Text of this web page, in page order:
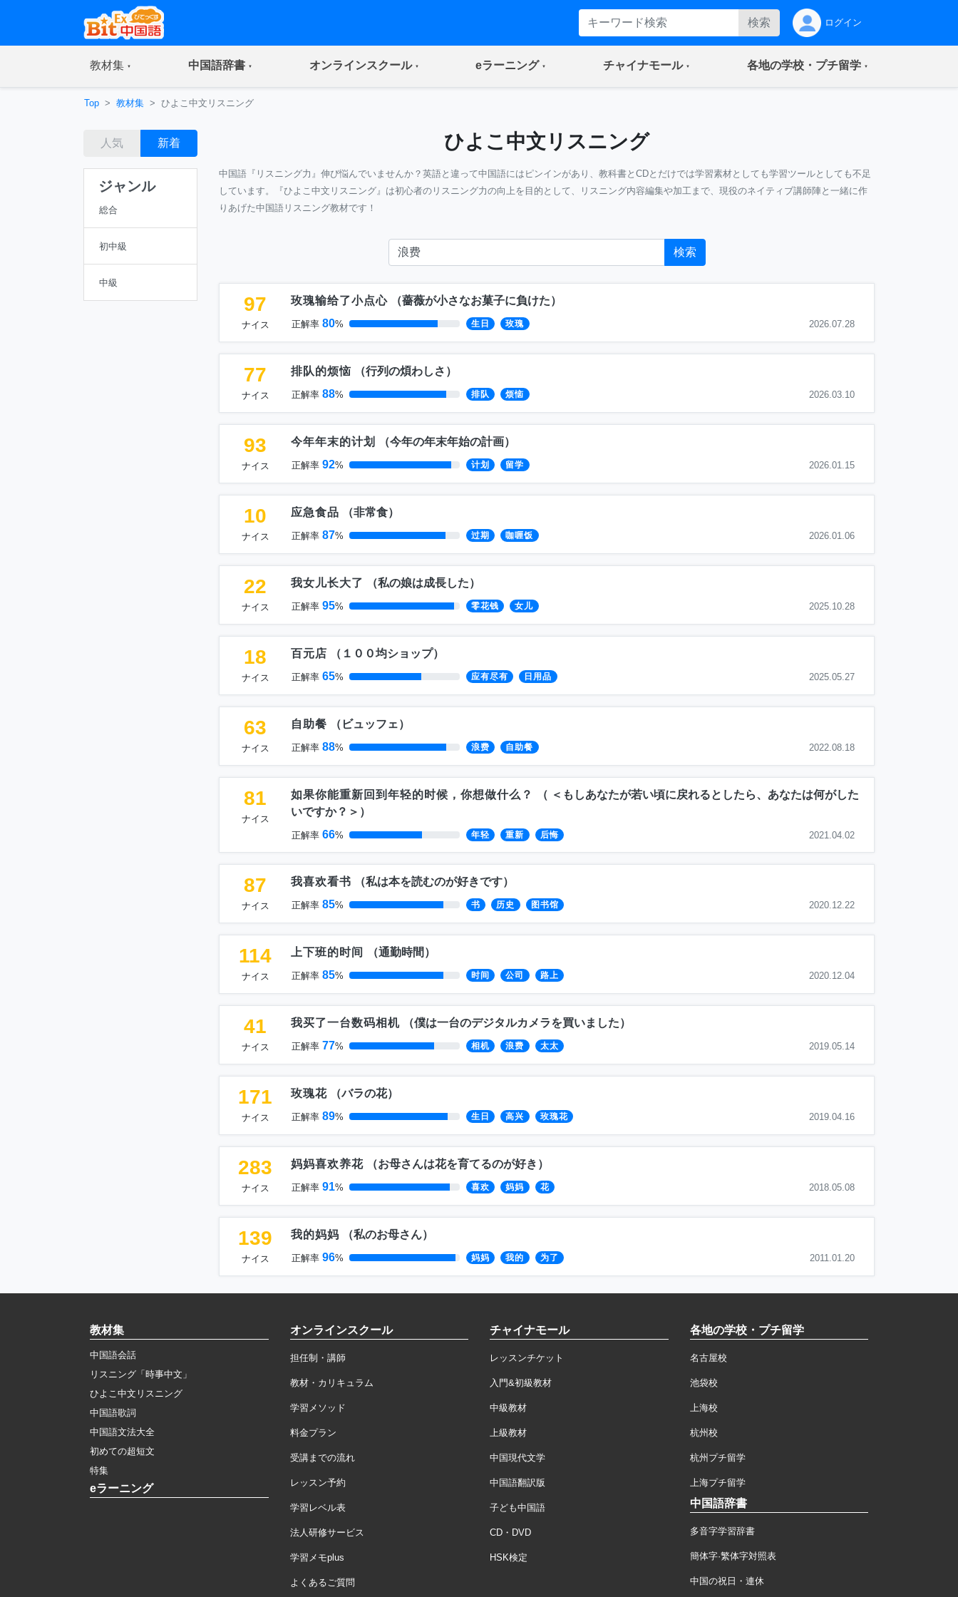
検索 ログイン
教材集(current) 中国語辞書(current) オンラインスクール(current) eラーニング(current) チャイナモール(current) 各地の学校・プチ留学(current)
Top 教材集 ひよこ中文リスニング
人気 新着
ジャンル
総合
初中級
中級
ひよこ中文リスニング
中国語『リスニング力』伸び悩んでいませんか？英語と違って中国語にはピンインがあり、教科書とCDとだけでは学習素材としても学習ツールとしても不足
しています。『ひよこ中文リスニング』は初心者のリスニング力の向上を目的として、リスニング内容編集や加工まで、現役のネイティブ講師陣と一緒に作
りあげた中国語リスニング教材です！
検索
97
ナイス
玫瑰输给了小点心 （薔薇が小さなお菓子に負けた）
正解率 80% 生日 玫瑰 2026.07.28
77
ナイス
排队的烦恼 （行列の煩わしさ ）
正解率 88% 排队 烦恼 2026.03.10
93
ナイス
今年年末的计划 （今年の年末年始の計画）
正解率 92% 计划 留学 2026.01.15
10
ナイス
应急食品 （非常食）
正解率 87% 过期 咖喱饭 2026.01.06
22
ナイス
我女儿长大了 （私の娘は成長した）
正解率 95% 零花钱 女儿 2025.10.28
18
ナイス
百元店 （ １００均ショップ）
正解率 65% 应有尽有 日用品 2025.05.27
63
ナイス
自助餐 （ ビュッフェ）
正解率 88% 浪费 自助餐 2022.08.18
81
ナイス
如果你能重新回到年轻的时候，你想做什么？ （ ＜もしあなたが若い頃に戻れるとしたら、あなたは何がした
いですか？＞ ）
正解率 66% 年轻 重新 后悔 2021.04.02
87
ナイス
我喜欢看书 （私は本を読むのが好きです）
正解率 85% 书 历史 图书馆 2020.12.22
114
ナイス
上下班的时间 （通勤時間 ）
正解率 85% 时间 公司 路上 2020.12.04
41
ナイス
我买了一台数码相机 （僕は一台のデジタルカメラを買いました）
正解率 77% 相机 浪费 太太 2019.05.14
171
ナイス
玫瑰花 （バラの花）
正解率 89% 生日 高兴 玫瑰花 2019.04.16
283
ナイス
妈妈喜欢养花 （お母さんは花を育てるのが好き ）
正解率 91% 喜欢 妈妈 花 2018.05.08
139
ナイス
我的妈妈 （私のお母さん）
正解率 96% 妈妈 我的 为了 2011.01.20
教材集
中国語会話
リスニング「時事中文」
ひよこ中文リスニング
中国語歌詞
中国語文法大全
初めての超短文
特集
eラーニング
オンラインスクール
担任制・講師
教材・カリキュラム
学習メソッド
料金プラン
受講までの流れ
レッスン予約
学習レベル表
法人研修サービス
学習メモplus
よくあるご質問
チャイナモール
レッスンチケット
入門&初級教材
中級教材
上級教材
中国現代文学
中国語翻訳版
子ども中国語
CD・DVD
HSK検定
各地の学校・プチ留学
名古屋校
池袋校
上海校
杭州校
杭州プチ留学
上海プチ留学
中国語辞書
多音字学習辞書
簡体字·繁体字対照表
中国の祝日・連休